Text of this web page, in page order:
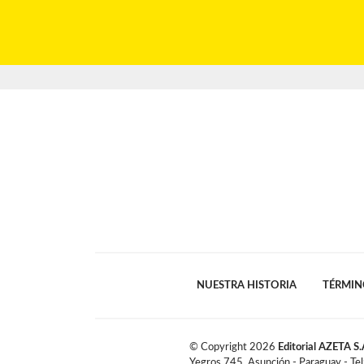
NUESTRA HISTORIA
© Copyright 2026 Editorial AZETA